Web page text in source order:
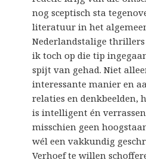
nog sceptisch sta
literatuur in het
Nederlandstalige
ik toch op die tip
spijt van gehad. Niet
interessante manier en
relaties en denkbeelden,
is intelligent én
misschien geen
wél een vakkundig
Verhoef te willen